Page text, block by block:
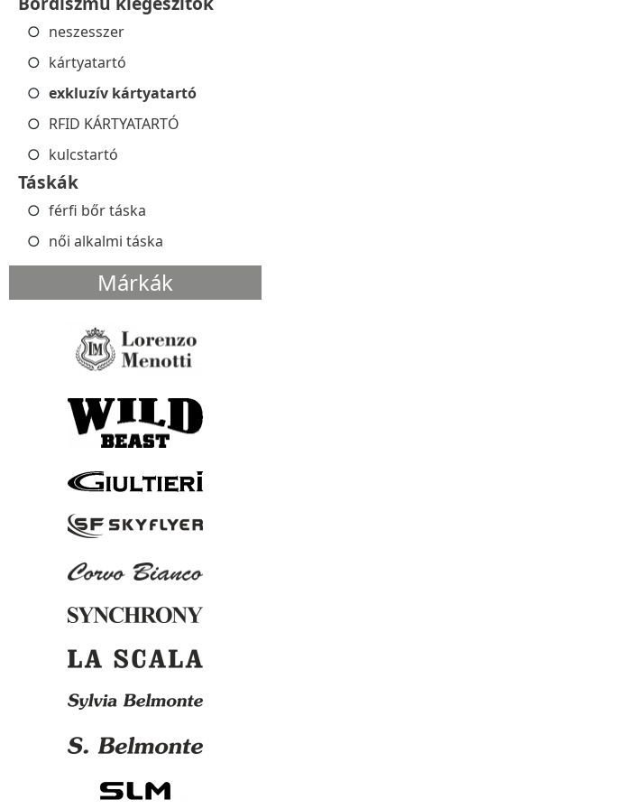
neszesszer
kártyatartó
exkluzív kártyatartó
RFID KÁRTYATARTÓ
kulcstartó
Táskák
férfi bőr táska
női alkalmi táska
Márkák